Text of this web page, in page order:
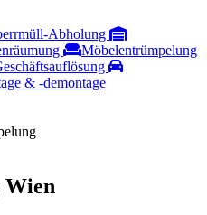
Abholung
Möbelentrümpelung
& -demontage